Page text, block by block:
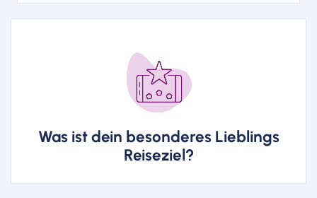
Was ist dein besonderes Lieblings
Reiseziel?
Meine Lieblingsziele sind
Norwegen, Schweden, Finnland, die
Toskana, das Elsass, die Bretagne,
die Amalfiküste mit Capri, Korsika,
sowie Kuba und China.